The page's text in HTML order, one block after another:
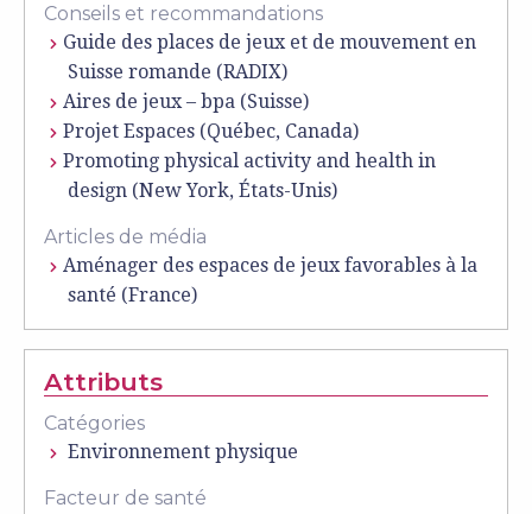
Conseils et recommandations
Guide des places de jeux et de mouvement en
Suisse romande (RADIX)
Aires de jeux – bpa (Suisse)
Projet Espaces (Québec, Canada)
Promoting physical activity and health in
design (New York, États-Unis)
Articles de média
Aménager des espaces de jeux favorables à la
santé (France)
Attributs
Catégories
Environnement physique
Facteur de santé